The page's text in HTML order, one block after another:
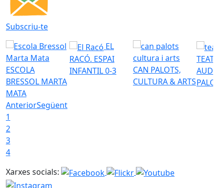
Subscriu-te
ESCOLA
BRESSOL MARTA
MATA
EL
RACÓ. ESPAI
INFANTIL 0-3
CAN PALOTS,
CULTURA & ARTS
AnteriorSegüent
1
2
3
4
Xarxes socials: